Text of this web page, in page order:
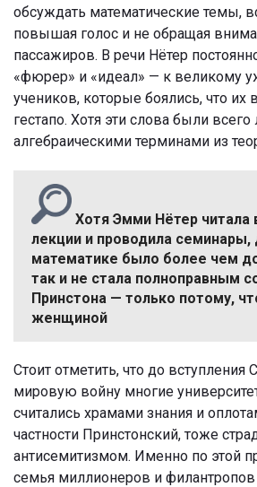
обсуждать математические темы,
повышая голос и не обращая
пассажиров. В речи Нётер
«фюрер» и «идеал» — к великому
учеников, которые боялись, что их
гестапо. Хотя эти слова были
алгебраическими терминами из
Хотя Эмми Нётер читала
лекции и проводила семинары,
математике было более чем
так и не стала полноправным
Принстона — только потому,
женщиной
Стоит отметить, что до
мировую войну многие
считались храмами знания и
частности Принстонский, тоже
антисемитизмом. Именно по этой
семья миллионеров и